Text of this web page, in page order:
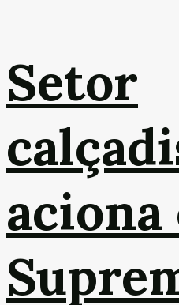
Setor
aciona